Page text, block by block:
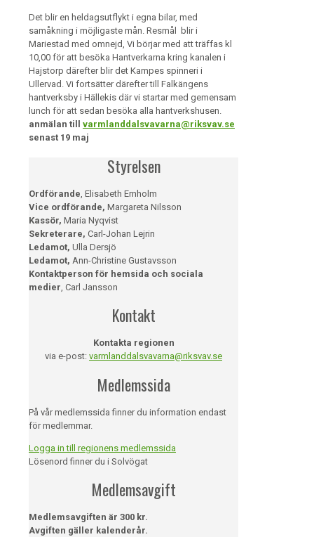
Det blir en heldagsutflykt i egna bilar, med
samåkning i möjligaste mån. Resmål blir i
Mariestad med omnejd, Vi börjar med att träffas kl
10,00 för att besöka Hantverkarna kring kanalen i
Hajstorp därefter blir det Kampes spinneri i
Ullervad. Vi fortsätter därefter till Falkängens
hantverksby i Hällekis där vi startar med gemensam
lunch för att sedan besöka alla hantverkshusen.
anmälan till varmlanddalsvavarna@riksvav.se
senast 19 maj
Styrelsen
Ordförande , Elisabeth Ernholm
Vice ordförande, Margareta Nilsson
Kassör, Maria Nyqvist
Sekreterare, Carl-Johan Lejrin
Ledamot, Ulla Dersjö
Ledamot, Ann-Christine Gustavsson
Kontaktperson för hemsida och sociala
medier , Carl Jansson
Kontakt
Kontakta regionen
via e-post: varmlanddalsvavarna@riksvav.se
Medlemssida
På vår medlemssida finner du information endast
för medlemmar.
Logga in till regionens medlemssida
Lösenord finner du i Solvögat
Medlemsavgift
Medlemsavgiften är 300 kr.
Avgiften gäller kalenderår.